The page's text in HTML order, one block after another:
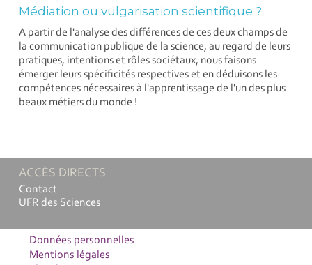
Médiation ou vulgarisation scientifique ?
A partir de l'analyse des différences de ces deux champs de
la communication publique de la science, au regard de leurs
pratiques, intentions et rôles sociétaux, nous faisons
émerger leurs spécificités respectives et en déduisons les
compétences nécessaires à l'apprentissage de l'un des plus
beaux métiers du monde !
ACCÈS DIRECTS
Contact
UFR des Sciences
Données personnelles
Mentions légales